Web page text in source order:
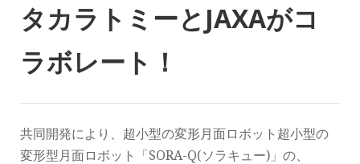
タカラトミーとJAXAがコ
ラボレート！
共同開発により、超小型の変形月面ロボット超小型の
変形型月面ロボット「SORA-Q(ソラキュー)」の、